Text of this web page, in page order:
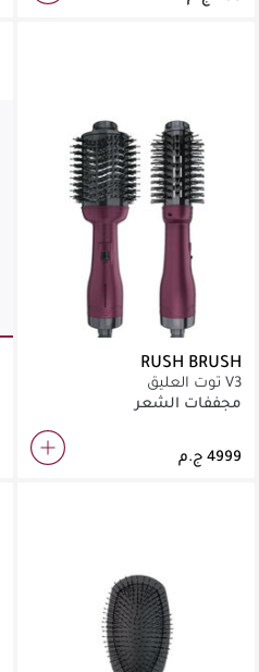
RUSH BRUSH
V3 توت العليق
مجففات الشعر